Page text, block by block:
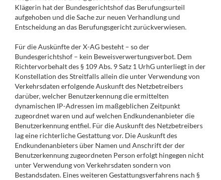
Klägerin hat der Bundesgerichtshof das Berufungsurteil
aufgehoben und die Sache zur neuen Verhandlung und
Entscheidung an das Berufungsgericht zurückverwiesen.
Für die Auskünfte der X-AG besteht – so der
Bundesgerichtshof – kein Beweisverwertungsverbot. Dem
Richtervorbehalt des § 109 Abs. 9 Satz 1 UrhG unterliegt in der
Konstellation des Streitfalls allein die unter Verwendung von
Verkehrsdaten erfolgende Auskunft des Netzbetreibers
darüber, welcher Benutzerkennung die ermittelten
dynamischen IP-Adressen im maßgeblichen Zeitpunkt
zugeordnet waren und auf welchen Endkundenanbieter die
Benutzerkennung entfiel. Für die Auskunft des Netzbetreibers
lag eine richterliche Gestattung vor. Die Auskunft des
Endkundenanbieters über Namen und Anschrift der der
Benutzerkennung zugeordneten Person erfolgt hingegen nicht
unter Verwendung von Verkehrsdaten sondern von
Bestandsdaten. Eines weiteren Gestattungsverfahrens nach §